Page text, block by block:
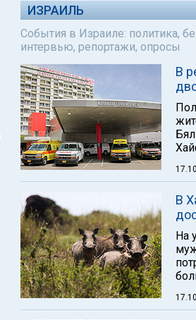
ИЗРАИЛЬ
События в Израиле: политика,
интервью, репортажи, опросы
В
В
На